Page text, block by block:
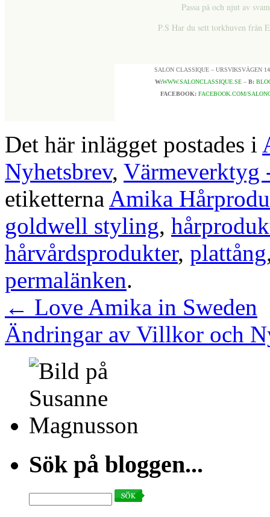
Passa på och njut av
P.S Har du sett torkhuven från
SALON CLASSIQUE – URSVIKSVÄGEN
W:WWW.SALONCLASSIQUE.SE – B:
FACEBOOK: FACEBOOK.COM/
Det här inlägget postades i
Nyhetsbrev, Värmeverktyg
etiketterna Amika
goldwell styling,
hårvårdsprodukter, plattång
permalänken.
← Love Amika in Sweden
Ändringar av Villkor och
Sök på bloggen...
Search
for: